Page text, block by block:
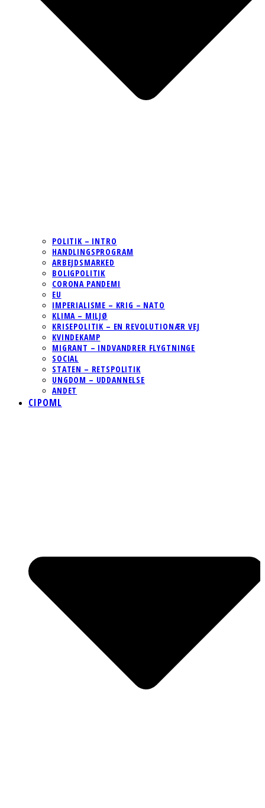
POLITIK – INTRO
HANDLINGSPROGRAM
ARBEJDSMARKED
BOLIGPOLITIK
CORONA PANDEMI
EU
IMPERIALISME – KRIG – NATO
KLIMA – MILJØ
KRISEPOLITIK – EN REVOLUTIONÆR VEJ
KVINDEKAMP
MIGRANT – INDVANDRER FLYGTNINGE
SOCIAL
STATEN – RETSPOLITIK
UNGDOM – UDDANNELSE
ANDET
CIPOML